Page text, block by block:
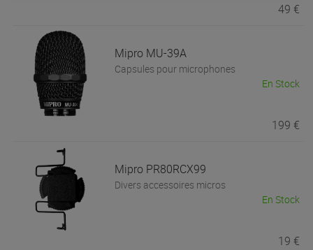
49 €
Capsules pour microphones
Mipro MU-39A
En Stock
199 €
Divers accessoires micros
Mipro PR80RCX99
En Stock
19 €